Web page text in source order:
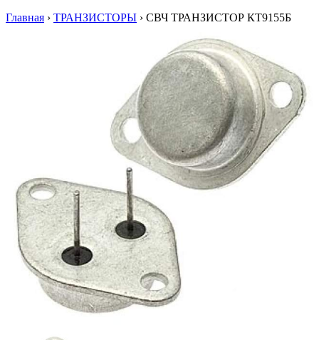
Главная › ТРАНЗИСТОРЫ › СВЧ ТРАНЗИСТОР КТ9155Б